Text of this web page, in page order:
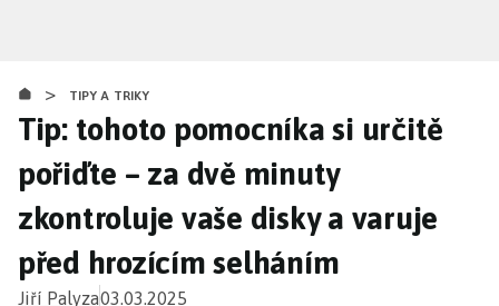
obsahu
> TIPY A TRIKY
Tip: tohoto pomocníka si určitě
pořiďte – za dvě minuty
zkontroluje vaše disky a varuje
před hrozícím selháním
Jiří Palyza03.03.2025